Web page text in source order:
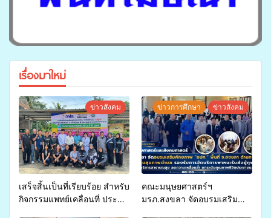
เรื่องมาใหม่
ข่าวสังคม
เสร็จสิ้นเป็นที่เรียบร้อย สำหรับ
กิจกรรมแพทย์เคลื่อนที่ ประจำ
ข่าวการศึกษา ข่าวสังคม
คณะมนุษยศาสตร์ฯ
มรภ.สงขลา จัดอบรมเสริม